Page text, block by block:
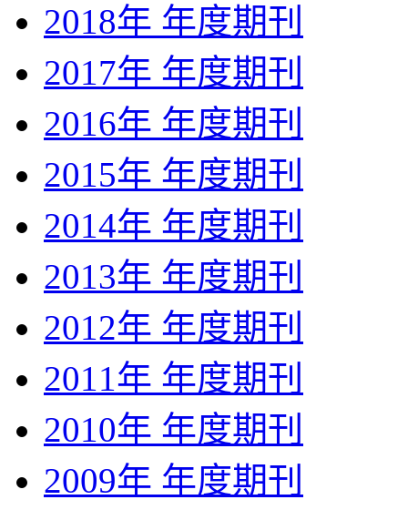
2018年 年度期刊
2017年 年度期刊
2016年 年度期刊
2015年 年度期刊
2014年 年度期刊
2013年 年度期刊
2012年 年度期刊
2011年 年度期刊
2010年 年度期刊
2009年 年度期刊